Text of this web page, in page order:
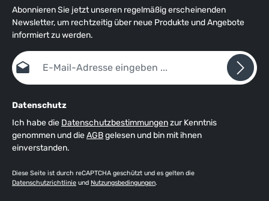
Abonnieren Sie jetzt unseren regelmäßig erscheinenden
Newsletter, um rechtzeitig über neue Produkte und Angebote
informiert zu werden.
E-Mail-Adresse*
Datenschutz
Ich habe die Datenschutzbestimmungenzur Kenntnis
genommen und dieAGBgelesen und bin mit ihnen
einverstanden.
Diese Seite ist durch reCAPTCHA geschützt und es gelten die
Datenschutzrichtlinie und Nutzungsbedingungen.